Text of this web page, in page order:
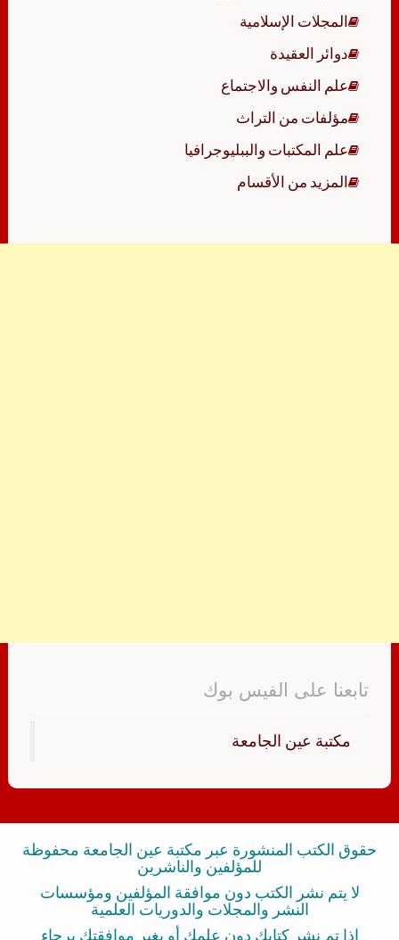
المجلات الإسلامية
دوائر العقيدة
علم النفس والاجتماع
مؤلفات من التراث
علم المكتبات والببليوجرافيا
المزيد من الأقسام
تابعنا على الفيس بوك
‏مكتبة عين الجامعة‏
حقوق الكتب المنشورة عبر مكتبة عين الجامعة محفوظة
للمؤلفين والناشرين
لا يتم نشر الكتب دون موافقة المؤلفين ومؤسسات
النشر والمجلات والدوريات العلمية
إذا تم نشر كتابك دون علمك أو بغير موافقتك برجاء